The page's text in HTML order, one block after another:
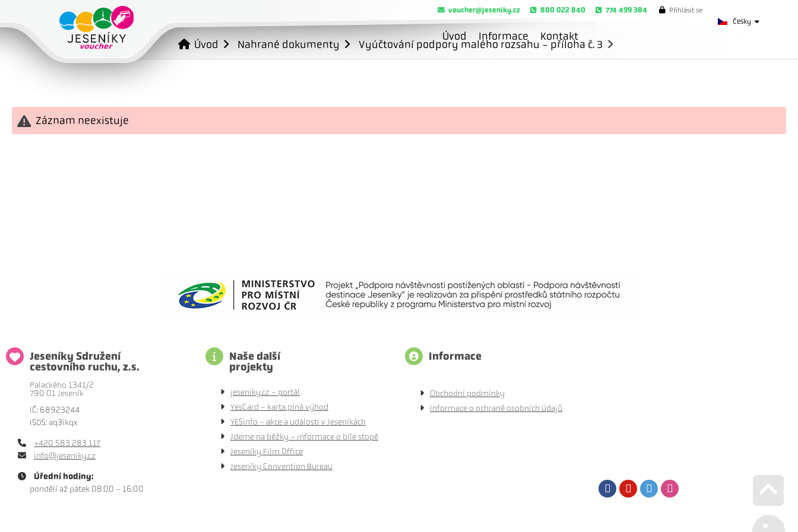
Česky
voucher@jeseniky.cz 800 022 840 774 499 384 Přihlásit se
Úvod Informace Kontakt
Úvod Nahrané dokumenty Vyúčtování podpory malého rozsahu - příloha č. 3
Záznam neexistuje
Jeseníky Sdružení
cestovního ruchu, z.s.
Palackého 1341/2
790 01 Jeseník
IČ: 68923244
ISDS: aq3ikqx
+420 583 283 117
info@jeseniky.cz
Úřední hodiny:
pondělí až pátek 08:00 - 16:00
Naše další
projekty
jeseniky.cz - portál
YesCard - karta plná výhod
YESinfo - akce a události v Jeseníkách
Jdeme na běžky - informace o bíle stopě
Jeseníky Film Office
Jeseníky Convention Bureau
Informace
Obchodní podmínky
Informace o ochraně osobních údajů
FacebookYoutubeTwitter
Go